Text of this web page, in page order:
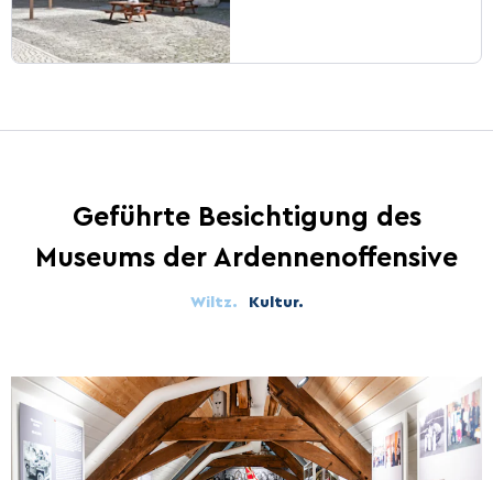
Geführte Besichtigung des
Museums der Ardennenoffensive
Wiltz. Kultur.